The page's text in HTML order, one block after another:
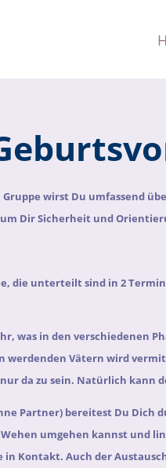
wirst Du umfassend
Dir Sicherheit und
die unterteilt sind in 2
was in den verschiedenen
Vätern wird
da zu sein. Natürlich kann
Partner) bereitest Du
umgehen kannst und
in Kontakt. Auch der